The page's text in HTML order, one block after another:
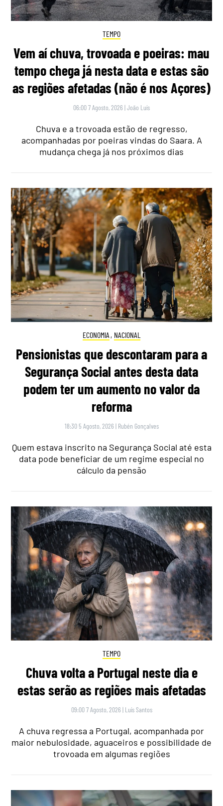
TEMPO
Vem aí chuva, trovoada e poeiras: mau
tempo chega já nesta data e estas são
as regiões afetadas (não é nos Açores)
06:00 7 Agosto, 2026 |João Luís
Chuva e a trovoada estão de regresso,
acompanhadas por poeiras vindas do Saara. A
mudança chega já nos próximos dias
ECONOMIA , NACIONAL
Pensionistas que descontaram para a
Segurança Social antes desta data
podem ter um aumento no valor da
reforma
18:30 5 Agosto, 2026 | Rubén Gonçalves
Quem estava inscrito na Segurança Social até esta
data pode beneficiar de um regime especial no
cálculo da pensão
TEMPO
Chuva volta a Portugal neste dia e
estas serão as regiões mais afetadas
09:00 7 Agosto, 2026 | Luís Santos
A chuva regressa a Portugal, acompanhada por
maior nebulosidade, aguaceiros e possibilidade de
trovoada em algumas regiões